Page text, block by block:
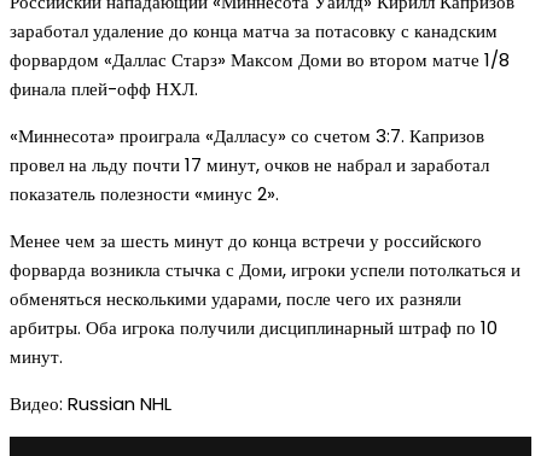
заработал удаление до конца матча за потасовку с канадским
форвардом «Даллас Старз» Максом Доми во втором матче 1/8
финала плей-офф НХЛ.
«Миннесота» проиграла «Далласу» со счетом 3:7. Капризов
провел на льду почти 17 минут, очков не набрал и заработал
показатель полезности «минус 2».
Менее чем за шесть минут до конца встречи у российского
форварда возникла стычка с Доми, игроки успели потолкаться и
обменяться несколькими ударами, после чего их разняли
арбитры. Оба игрока получили дисциплинарный штраф по 10
минут.
Видео: Russian NHL